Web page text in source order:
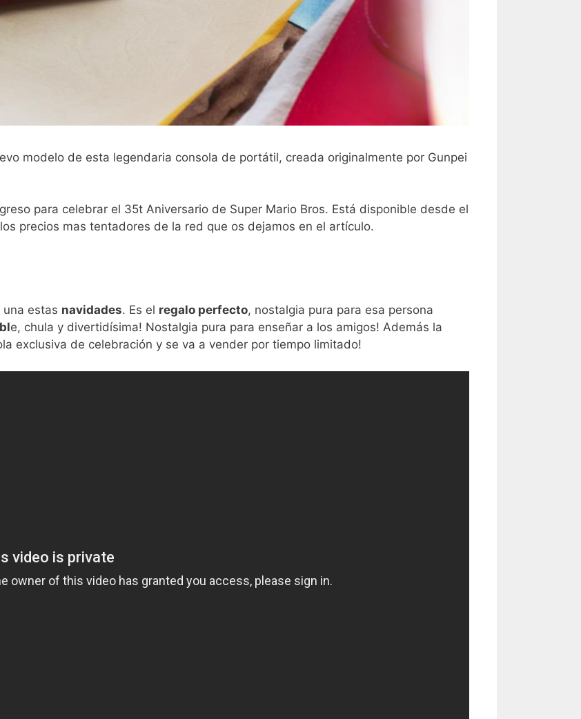
modelo de esta legendaria consola de portátil, creada originalmente por Gunpei
para celebrar el 35t Aniversario de Super Mario Bros. Está disponible desde el
precios mas tentadores de la red que os dejamos en el artículo.
estas navidades. Es el regalo perfecto, nostalgia pura para esa persona
e, chula y divertidísima! Nostalgia pura para enseñar a los amigos! Además la
exclusiva de celebración y se va a vender por tiempo limitado!